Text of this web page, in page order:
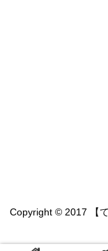
Copyright © 2017 【